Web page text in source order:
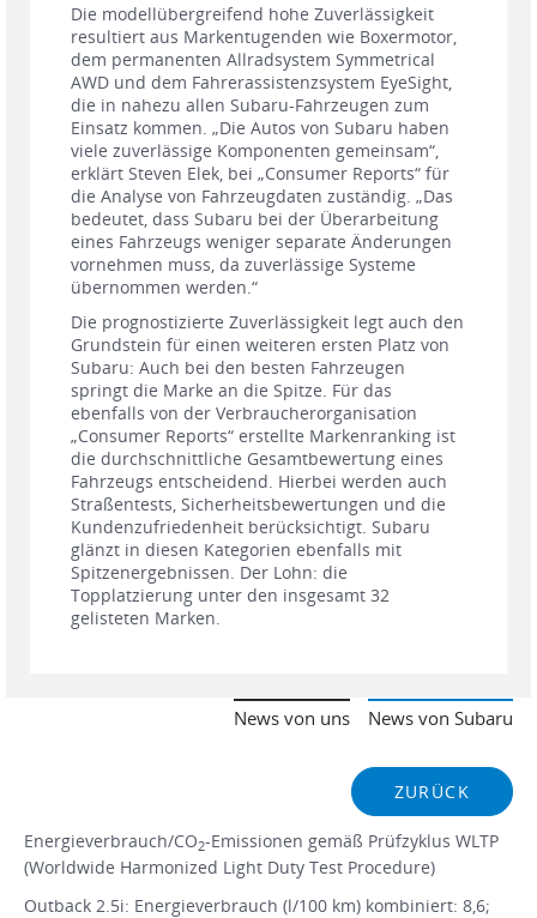
Die modellübergreifend hohe Zuverlässigkeit
resultiert aus Markentugenden wie Boxermotor,
dem permanenten Allradsystem Symmetrical
AWD und dem Fahrerassistenzsystem EyeSight,
die in nahezu allen Subaru-Fahrzeugen zum
Einsatz kommen. „Die Autos von Subaru haben
viele zuverlässige Komponenten gemeinsam“,
erklärt Steven Elek, bei „Consumer Reports“ für
die Analyse von Fahrzeugdaten zuständig. „Das
bedeutet, dass Subaru bei der Überarbeitung
eines Fahrzeugs weniger separate Änderungen
vornehmen muss, da zuverlässige Systeme
übernommen werden.“
Die prognostizierte Zuverlässigkeit legt auch den
Grundstein für einen weiteren ersten Platz von
Subaru: Auch bei den besten Fahrzeugen
springt die Marke an die Spitze. Für das
ebenfalls von der Verbraucherorganisation
„Consumer Reports“ erstellte Markenranking ist
die durchschnittliche Gesamtbewertung eines
Fahrzeugs entscheidend. Hierbei werden auch
Straßentests, Sicherheitsbewertungen und die
Kundenzufriedenheit berücksichtigt. Subaru
glänzt in diesen Kategorien ebenfalls mit
Spitzenergebnissen. Der Lohn: die
Topplatzierung unter den insgesamt 32
gelisteten Marken.
News von Subaru
News von uns
ZURÜCK
Energieverbrauch/CO2-Emissionen gemäß Prüfzyklus WLTP
(Worldwide Harmonized Light Duty Test Procedure)
Outback 2.5i: Energieverbrauch (l/100 km) kombiniert: 8,6;